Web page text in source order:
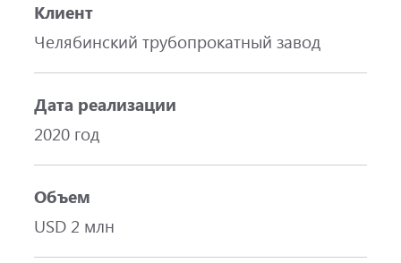
Клиент
Челябинский трубопрокатный завод
Дата реализации
2020 год
Объем
USD 2 млн